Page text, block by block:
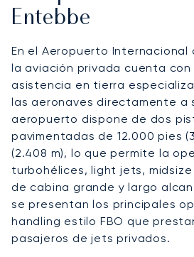
Entebbe
En el Aeropuerto Internacional
la aviación privada cuenta
asistencia en tierra
las aeronaves directamente a
aeropuerto dispone de dos
pavimentadas de 12.000 pies
(2.408 m), lo que permite la
turbohélices, light jets,
de cabina grande y largo
se presentan los principales
handling estilo FBO que
pasajeros de jets privados.